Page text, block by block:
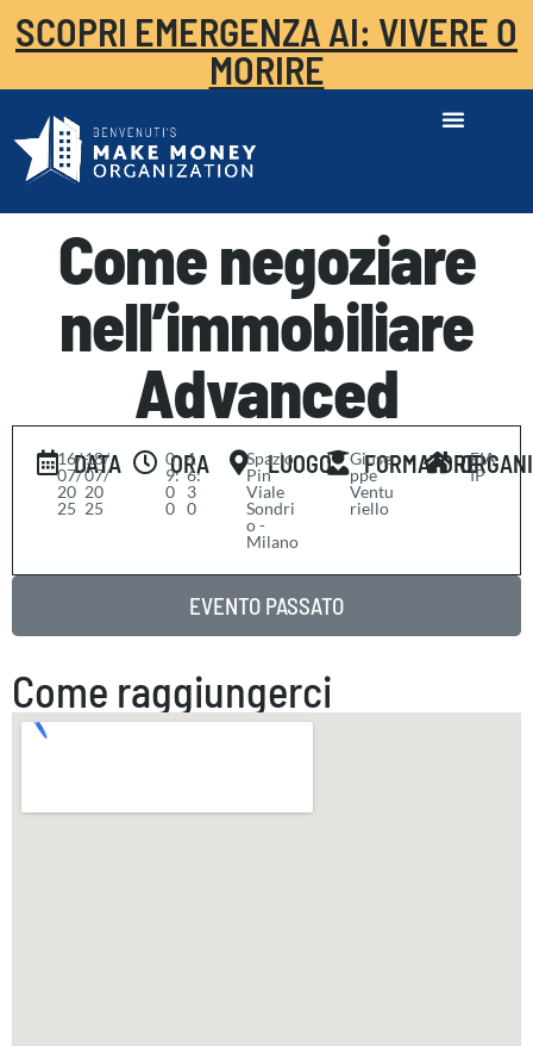
SCOPRI EMERGENZA AI: VIVERE O
MORIRE
Come negoziare
nell’immobiliare
Advanced
DATA
16/
07/
20
25
-18/
07/
20
25
ORA
0
9:
0
0
-1
6:
3
0
LUOGO
Spazio
Pin
Viale
Sondri
o -
Milano
FORMATORE
Giuse
ppe
Ventu
riello
FIA
IP
EVENTO PASSATO
Come raggiungerci